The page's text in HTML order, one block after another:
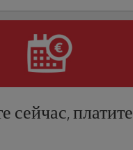
сейчас, платите